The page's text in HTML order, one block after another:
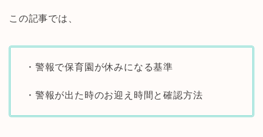
この記事では、
・警報で保育園が休みになる基準
・警報が出た時のお迎え時間と確認方法